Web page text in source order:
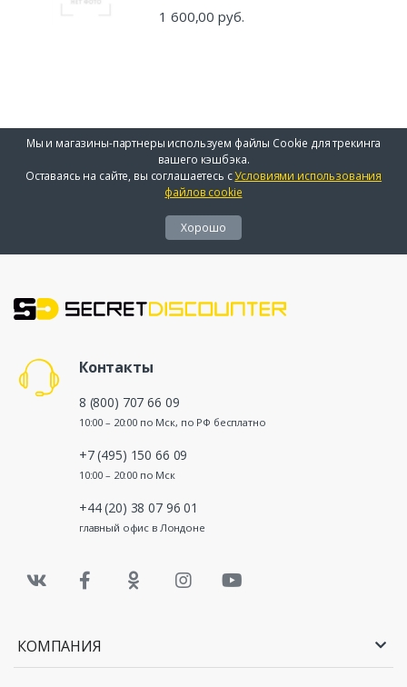
1 600,00 руб.
Мы и магазины-партнеры используем файлы Cookie для трекинга
вашего кэшбэка.
Оставаясь на сайте, вы соглашаетесь сУсловиями использования
файлов cookie
Хорошо
Контакты
8 (800) 707 66 09
10:00 – 20:00 по Мск, по РФ бесплатно
+7 (495) 150 66 09
10:00 – 20:00 по Мск
+44 (20) 38 07 96 01
главный офис в Лондоне
КОМПАНИЯ